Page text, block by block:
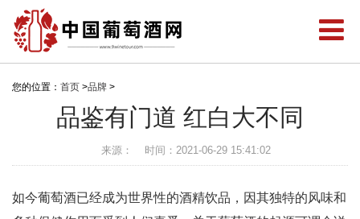
您的位置： 首页 >品牌 >
品鉴有门道 红白大不同
来源： 时间：2021-06-29 15:41:02
如今葡萄酒已经成为世界性的酒精饮品，因其独特的风味和